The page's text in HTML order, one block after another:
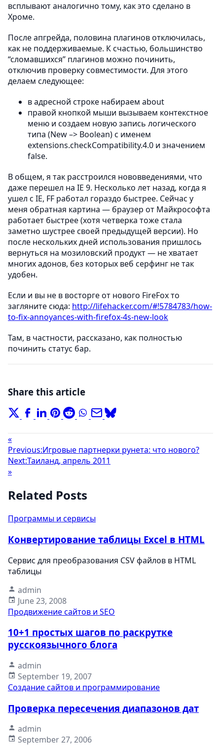
всплывают аналогично тому, как это сделано в
Хроме.
После апгрейда, половина плагинов отключилась,
как не поддерживаемые. К счастью, большинство
“сломавшихся” плагинов можно починить,
отключив проверку совместимости. Для этого
делаем следующее:
в адресной строке набираем about
правой кнопкой мыши вызываем контекстное
меню и создаем новую запись логического
типа (New –> Boolean) с именем
extensions.checkCompatibility.4.0 и значением
false.
В общем, я так расстроился нововведениями, что
даже перешел на IE 9. Несколько лет назад, когда я
ушел с IE, FF работал гораздо быстрее. Сейчас у
меня обратная картина — браузер от Майкрософта
работает быстрее (хотя четверка тоже стала
заметно шустрее своей предыдущей версии). Но
после нескольких дней использования пришлось
вернуться на мозиловский продукт — не хватает
многих адонов, без которых веб серфинг не так
удобен.
Если и вы не в восторге от нового FireFox то
загляните сюда: http://lifehacker.com/#!5784783/how-
to-fix-annoyances-with-firefox-4s-new-look
Там, в частности, рассказано, как полностью
починить статус бар.
Share this article
«
Previous:Игровые партнерки рунета: что нового?
Next:Таиланд, апрель 2011
»
Related Posts
Программы и сервисы
Конвертирование таблицы Excel в HTML
Сервис для преобразования CSV файлов в HTML
таблицы
admin
June 23, 2008
Продвижение сайтов и SEO
10+1 простых шагов по раскрутке
русскоязычного блога
admin
September 19, 2007
Создание сайтов и программирование
Проверка пересечения диапазонов дат
admin
September 27, 2006